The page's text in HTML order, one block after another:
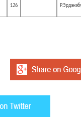
126